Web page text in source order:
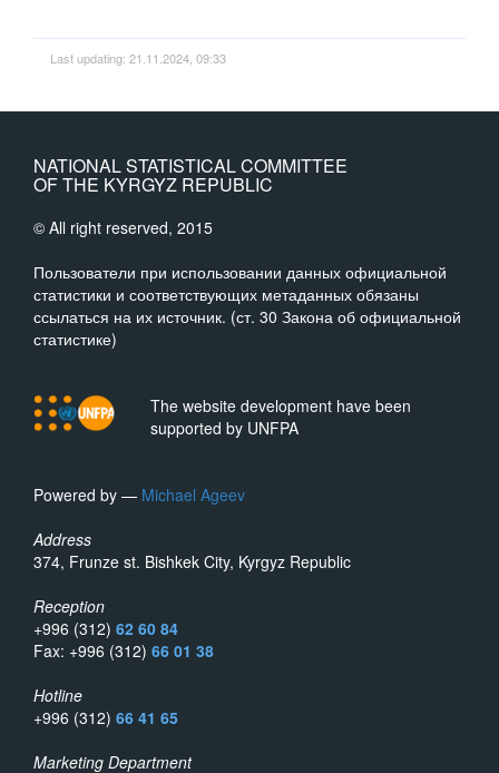
Last updating: 21.11.2024, 09:33
NATIONAL STATISTICAL COMMITTEE
OF THE KYRGYZ REPUBLIC
© All right reserved, 2015
Пользователи при использовании данных официальной
статистики и соответствующих метаданных обязаны
ссылаться на их источник. (ст. 30 Закона об официальной
статистике)
The website development have been
supported by UNFPA
Powered by — Michael Ageev
Address
374, Frunze st. Bishkek City, Kyrgyz Republic
Reception
+996 (312) 62 60 84
Fax: +996 (312) 66 01 38
Hotline
+996 (312) 66 41 65
Marketing Department